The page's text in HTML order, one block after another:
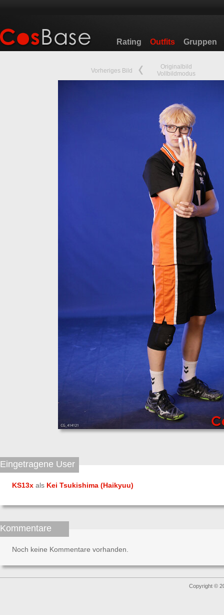
Rating Outfits Gruppen
Vorheriges Bild
Originalbild
Vollbildmodus
Eingetragene User
KS13x als Kei Tsukishima (Haikyuu)
Kommentare
Noch keine Kommentare vorhanden.
Copyright ©